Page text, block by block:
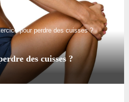
pour perdre des cuisses ?
des cuisses ?